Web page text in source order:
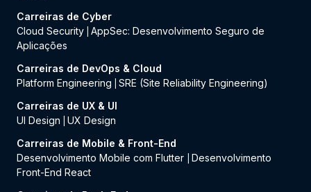
Carreiras de Cyber
Cloud Security AppSec: Desenvolvimento Seguro de
Aplicações
Carreiras de DevOps & Cloud
Platform Engineering
SRE (Site Reliability Engineering)
Carreiras de UX & UI
UI Design
UX Design
Carreiras de Mobile & Front-End
Desenvolvimento Mobile com Flutter
Desenvolvimento
Front-End React